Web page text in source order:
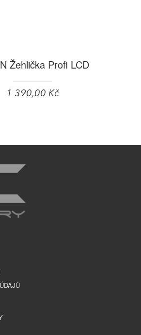
Žehlička Profi LCD
1 390,00 Kč